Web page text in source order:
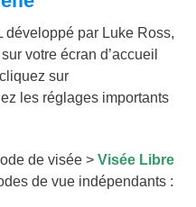
développé par Luke Ross,
votre écran d’accueil
sur
les réglages importants
de visée >Visée Libre
de vue indépendants :